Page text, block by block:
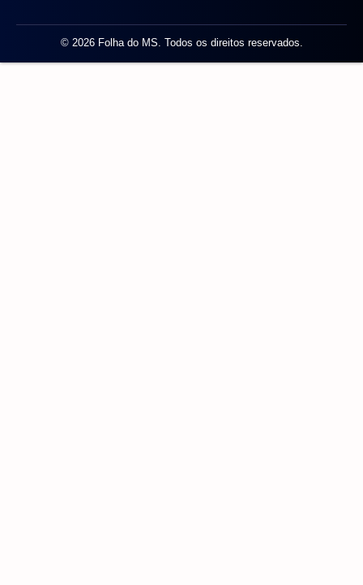
© 2026 Folha do MS. Todos os direitos reservados.